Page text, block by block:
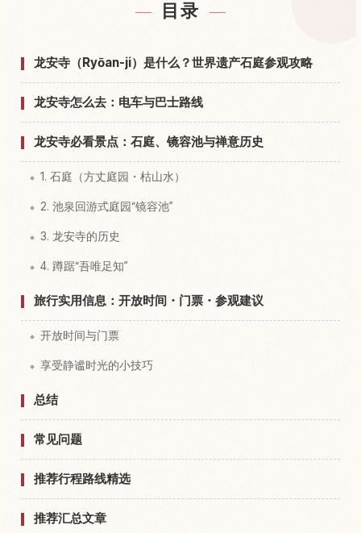
目录
龙安寺（Ryōan-ji）是什么？世界遗产石庭参观攻略
龙安寺怎么去：电车与巴士路线
龙安寺必看景点：石庭、镜容池与禅意历史
1. 石庭（方丈庭园・枯山水）
2. 池泉回游式庭园“镜容池”
3. 龙安寺的历史
4. 蹲踞“吾唯足知”
旅行实用信息：开放时间・门票・参观建议
开放时间与门票
享受静谧时光的小技巧
总结
常见问题
推荐行程路线精选
推荐汇总文章